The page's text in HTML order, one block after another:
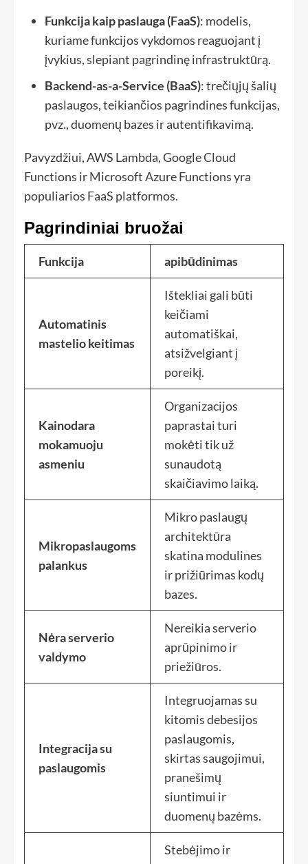
Funkcija kaip paslauga (FaaS): modelis,
kuriame funkcijos vykdomos reaguojant į
įvykius, slepiant pagrindinę infrastruktūrą.
Backend-as-a-Service (BaaS): trečiųjų šalių
paslaugos, teikiančios pagrindines funkcijas,
pvz., duomenų bazes ir autentifikavimą.
Pavyzdžiui, AWS Lambda, Google Cloud
Functions ir Microsoft Azure Functions yra
populiarios FaaS platformos.
Pagrindiniai bruožai
Funkcija apibūdinimas
Automatinis
mastelio keitimas
Ištekliai gali būti
keičiami
automatiškai,
atsižvelgiant į
poreikį.
Kainodara
mokamuoju
asmeniu
Organizacijos
paprastai turi
mokėti tik už
sunaudotą
skaičiavimo laiką.
Mikropaslaugoms
palankus
Mikro paslaugų
architektūra
skatina modulines
ir prižiūrimas kodų
bazes.
Nėra serverio
valdymo
Nereikia serverio
aprūpinimo ir
priežiūros.
Integracija su
paslaugomis
Integruojamas su
kitomis debesijos
paslaugomis,
skirtas saugojimui,
pranešimų
siuntimui ir
duomenų bazėms.
Stebėjimo ir